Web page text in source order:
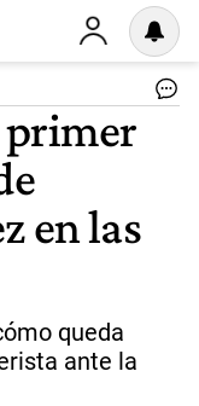
primer
en las
queda
ante la